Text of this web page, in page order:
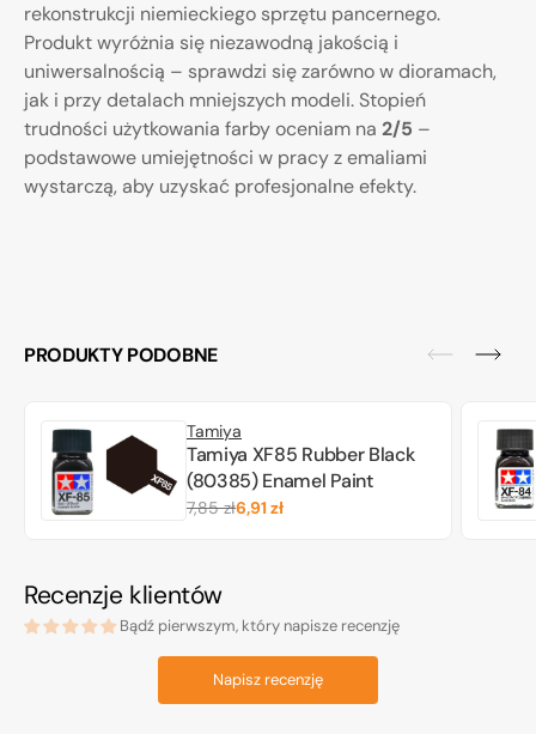
rekonstrukcji niemieckiego sprzętu pancernego.
Produkt wyróżnia się niezawodną jakością i
uniwersalnością – sprawdzi się zarówno w dioramach,
jak i przy detalach mniejszych modeli. Stopień
trudności użytkowania farby oceniam na 2/5 –
podstawowe umiejętności w pracy z emaliami
wystarczą, aby uzyskać profesjonalne efekty.
PRODUKTY PODOBNE
Tamiya
Tamiya XF85 Rubber Black
(80385) Enamel Paint
6,91 zł
Cena
7,85 zł
Recenzje klientów
Bądź pierwszym, który napisze recenzję
Napisz recenzję